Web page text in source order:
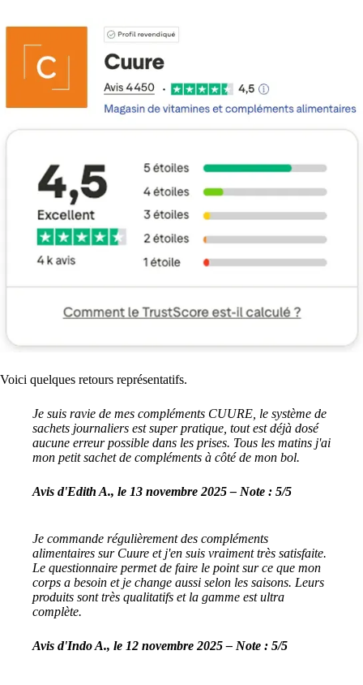
Voici quelques retours représentatifs.
Je suis ravie de mes compléments CUURE, le système de
sachets journaliers est super pratique, tout est déjà dosé
aucune erreur possible dans les prises. Tous les matins j'ai
mon petit sachet de compléments à côté de mon bol.
Avis d'Edith A., le 13 novembre 2025 – Note : 5/5
Je commande régulièrement des compléments
alimentaires sur Cuure et j'en suis vraiment très satisfaite.
Le questionnaire permet de faire le point sur ce que mon
corps a besoin et je change aussi selon les saisons. Leurs
produits sont très qualitatifs et la gamme est ultra
complète.
Avis d'Indo A., le 12 novembre 2025 – Note : 5/5